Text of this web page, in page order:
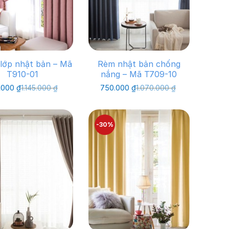
nhật bản – Mã
T910-01
1.145.000₫
Giá
1.145.000 ₫.
₫Giá
là:
800.000 ₫.
Rèm nhật bản chống
nắng – Mã T709-10
1.070.000₫
Giá
1.070.000 ₫.
750.000 ₫ Giá
là:
750.000 ₫.
-30%